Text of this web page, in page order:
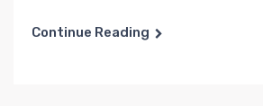
Continue Reading